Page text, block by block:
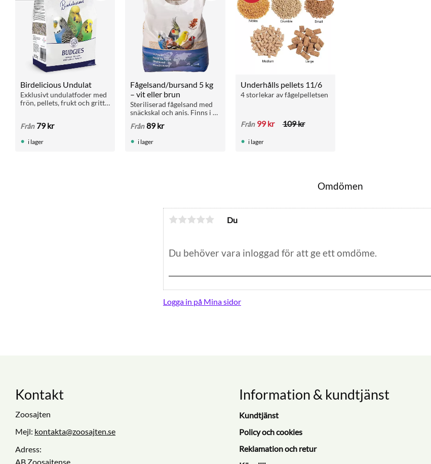
Birdelicious Undulat
Exklusivt undulatfoder med
frön, pellets, frukt och gritt.
Från 79kr
i lager
Fågelsand/bursand 5 kg
– vit eller brun
Steriliserad fågelsand med
snäckskal och anis. Finns i
(40 % skal). Dammfri,
Från 89kr
i lager
Underhålls pellets 11/6
4 storlekar av fågelpelletsen
Från 99kr 109kr
i lager
Omdömen
Du
Logga in på Mina sidor
Kontakt
Zoosajten
Mejl: kontakta@zoosajten.se
Adress:
AB Zoosajtense
Information & kundtjänst
Kundtjänst
Policy och cookies
Reklamation och retur